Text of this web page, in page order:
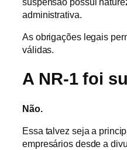
administrativa.
As obrigações legais
válidas.
A NR-1 foi
Não.
Essa talvez seja a
empresários desde a